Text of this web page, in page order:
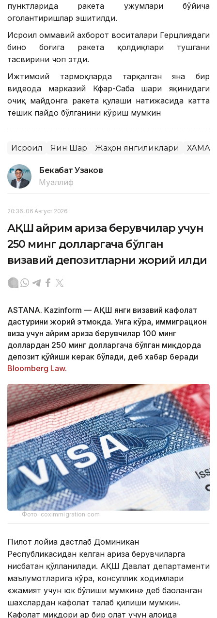
пунктларида ракета ҳужумлари бўйича
огоҳлантиришлар эшитилди.
Исроил оммавий ахборот воситалари Герцлиядаги
бино боғига ракета қолдиқлари тушгани
тасвирини чоп этди.
Ижтимоий тармоқларда тарқалган яна бир
видеода марказий Кфар-Саба шаҳри яқинидаги
очиқ майдонга ракета қулаши натижасида катта
тешик пайдо бўлганини кўриш мумкин
Исроил Яқин Шарқ Жаҳон янгиликлари ХАМАС
Бекабат Узаков
Муаллиф
20:36, 06 Август 2026
АҚШ айрим ариза берувчилар учун
250 минг долларгача бўлган
визавий депозитларни жорий қилди
ASTANA. Kazinform — АҚШ янги визавий кафолат
дастурини жорий этмоқда. Унга кўра, иммиграцион
виза учун айрим ариза берувчилар 100 минг
доллардан 250 минг долларгача бўлган миқдорда
депозит қўйиши керак бўлади, деб хабар беради
Bloomberg Law.
Фото: coximmigration.com
Пилот лойиҳа дастлаб Доминикан
Республикасидан келган ариза берувчиларга
нисбатан қўлланилади. АҚШ Давлат департаменти
маълумотларига кўра, консуллик ходимлари
«жамият учун юк бўлиши мумкин» деб баҳоланган
шахслардан кафолат талаб қилиши мумкин.
Кафолат миқдори ҳар бир ҳолат учун алоҳида